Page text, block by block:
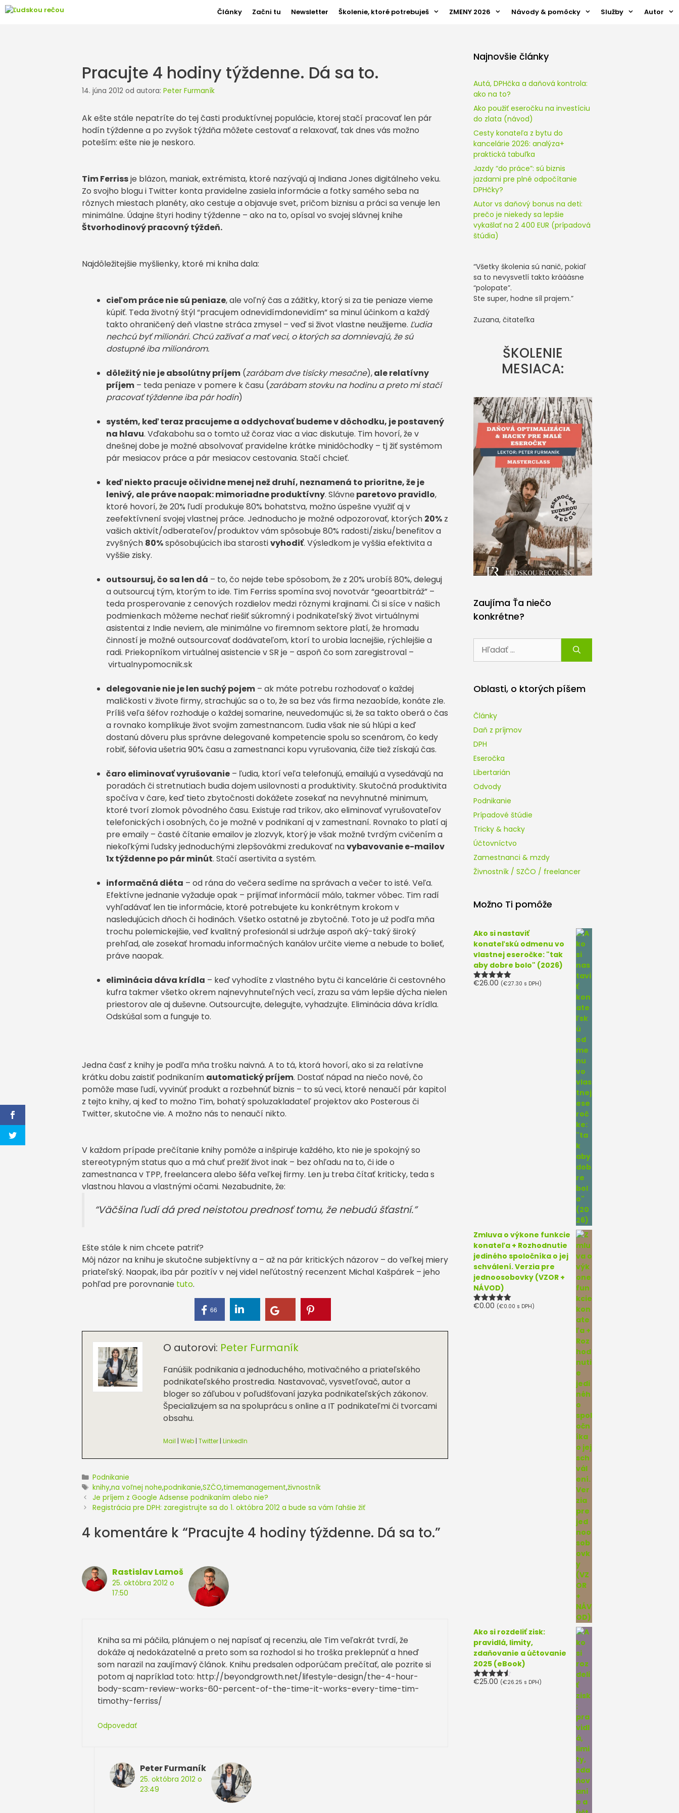
Preskočiť
Články Začni tu Newsletter Školenie, ktoré potrebuješ ZMENY 2026 Návody & pomôcky Služby Autor
Pracujte 4 hodiny týždenne. Dá sa to.
14. júna 2012 od autora: Peter Furmaník
Ak ešte stále nepatríte do tej časti produktívnej populácie, ktorej stačí pracovať len pár
hodín týždenne a po zvyšok týždňa môžete cestovať a relaxovať, tak dnes vás možno
poteším: ešte nie je neskoro.
Tim Ferrissje blázon, maniak, extrémista, ktoré nazývajú aj Indiana Jones digitálneho veku.
Zo svojho blogu i Twitter konta pravidelne zasiela informácie a fotky samého seba na
rôznych miestach planéty, ako cestuje a objavuje svet, pričom biznisu a práci sa venuje len
minimálne. Údajne štyri hodiny týždenne – ako na to, opísal vo svojej slávnej knihe
Štvorhodinový pracovný týždeň.
Najdôležitejšie myšlienky, ktoré mi kniha dala:
cieľom práce nie sú peniaze, ale voľný čas a zážitky, ktorý si za tie peniaze vieme
kúpiť. Teda životný štýl “pracujem odnevidímdonevidím” sa minul účinkom a každý
takto ohraničený deň vlastne stráca zmysel – veď si život vlastne neužijeme. Ľudia
nechcú byť milionári. Chcú zažívať a mať veci, o ktorých sa domnievajú, že sú
dostupné iba milionárom.
dôležitý nie je absolútny príjem (zarábam dve tisícky mesačne),ale relatívny
príjem – teda peniaze v pomere k času (zarábam stovku na hodinu a preto mi stačí
pracovať týždenne iba pár hodín)
systém, keď teraz pracujeme a oddychovať budeme v dôchodku, je postavený
na hlavu. Vďakabohu sa o tomto už čoraz viac a viac diskutuje. Tim hovorí, že v
dnešnej dobe je možné absolvovať pravidelne krátke minidôchodky – tj žiť systémom
pár mesiacov práce a pár mesiacov cestovania. Stačí chcieť.
keď niekto pracuje očividne menej než druhí, neznamená to prioritne, že je
lenivý, ale práve naopak: mimoriadne produktívny. Slávne paretovo pravidlo,
ktoré hovorí, že 20% ľudí produkuje 80% bohatstva, možno úspešne využiť aj v
zeefektívnení svojej vlastnej práce. Jednoducho je možné odpozorovať, ktorých 20% z
vašich aktivít/odberateľov/produktov vám spôsobuje 80% radosti/zisku/benefitov a
zvyšných 80%spôsobujúcich iba starostivyhodiť. Výsledkom je vyššia efektivita a
vyššie zisky.
outsoursuj, čo sa len dá – to, čo nejde tebe spôsobom, že z 20% urobíš 80%, deleguj
a outsourcuj tým, ktorým to ide. Tim Ferriss spomína svoj novotvár “geoartbitráž” –
teda prosperovanie z cenových rozdielov medzi rôznymi krajinami. Či si síce v našich
podmienkach môžeme nechať riešiť súkromný i podnikateľský život virtuálnymi
asistentai z Indie neviem, ale minimálne vo firemnom sektore platí, že hromadu
činností je možné outsourcovať dodávateľom, ktorí to urobia lacnejšie, rýchlejšie a
radi. Priekopníkom virtuálnej asistencie v SR je – aspoň čo som zaregistroval –
virtualnypomocnik.sk
delegovanie nie je len suchý pojem – ak máte potrebu rozhodovať o každej
maličkosti v živote firmy, strachujúc sa o to, že sa bez vás firma nezaobíde, konáte zle.
Príliš veľa šéfov rozhoduje o každej somarine, neuvedomujúc si, že sa takto oberá o čas
a rovnako komplikuje život svojim zamestnancom. Ľudia však nie sú hlúpi a keď
dostanú dôveru plus správne delegované kompetencie spolu so scenárom, čo kedy
robiť, šéfovia ušetria 90% času a zamestnanci kopu vyrušovania, čiže tiež získajú čas.
čaro eliminovať vyrušovanie – ľudia, ktorí veľa telefonujú, emailujú a vysedávajú na
poradách či stretnutiach budia dojem usilovnosti a produktivity. Skutočná produktivita
spočíva v čare, keď tieto zbytočnosti dokážete zosekať na nevyhnutné minimum,
ktoré tvorí zlomok pôvodného času. Existuje rad trikov, ako eliminovať vyrušovateľov
telefonických i osobných, čo je možné v podnikaní aj v zamestnaní. Rovnako to platí aj
pre emaily – časté čítanie emailov je zlozvyk, ktorý je však možné tvrdým cvičením a
niekoľkými ľudsky jednoduchými zlepšovákmi zredukovať navybavovanie e-mailov
1x týždenne po pár minút. Stačí asertivita a systém.
informačná diéta – od rána do večera sedíme na správach a večer to isté. Veľa.
Efektívne jednanie vyžaduje opak – prijímať informácií málo, takmer vôbec. Tim radí
vyhľadávať len tie informácie, ktoré potrebujete ku konkrétnym krokom v
nasledujúcich dňoch či hodinách. Všetko ostatné je zbytočné. Toto je už podľa mňa
trochu polemickejšie, veď kvalitný profesionál si udržuje aspoň aký-taký široký
prehľad, ale zosekať hromadu informačných kanálov určite vieme a nebude to bolieť,
práve naopak.
eliminácia dáva krídla – keď vyhodíte z vlastného bytu či kancelárie či cestovného
kufra takmer všetko okrem najnevyhnuteľných vecí, zrazu sa vám lepšie dýcha nielen
priestorov ale aj duševne. Outsourcujte, delegujte, vyhadzujte. Eliminácia dáva krídla.
Odskúšal som a funguje to.
Jedna časť z knihy je podľa mňa trošku naivná. A to tá, ktorá hovorí, ako si za relatívne
krátku dobu zaistiť podnikaním automatický príjem. Dostať nápad na niečo nové, čo
pomôže mase ľudí, vyvinúť produkt a rozbehnúť biznis – to sú veci, ktoré nenaučí pár kapitol
z tejto knihy, aj keď to možno Tim, bohatý spoluzakladateľ projektov ako Posterous či
Twitter, skutočne vie. A možno nás to nenaučí nikto.
V každom prípade prečítanie knihy pomôže a inšpiruje každého, kto nie je spokojný so
stereotypným status quo a má chuť prežiť život inak – bez ohľadu na to, či ide o
zamestnanca v TPP, freelancera alebo šéfa veľkej firmy. Len ju treba čítať kriticky, teda s
vlastnou hlavou a vlastnými očami. Nezabudnite, že:
“Väčšina ľudí dá pred neistotou prednosť tomu, že nebudú šťastní.”
Ešte stále k nim chcete patriť?
Môj názor na knihu je skutočne subjektívny a – až na pár kritických názorov – do veľkej miery
priateľský. Naopak, iba pár pozitív v nej videl neľútostný recenzent Michal Kašpárek – jeho
pohľad pre porovnanie tuto.
66
O autorovi: Peter Furmaník
Fanúšik podnikania a jednoduchého, motivačného a priateľského
podnikateľského prostredia. Nastavovač, vysvetľovač, autor a
bloger so záľubou v poľudšťovaní jazyka podnikateľských zákonov.
Špecializujem sa na spoluprácu s online a IT podnikateľmi či tvorcami
obsahu.
Mail | Web | Twitter | LinkedIn
Kategórie
Podnikanie
Značky
knihy,na voľnej nohe,podnikanie,SZČO,timemanagement,živnostník
Je príjem z Google Adsense podnikaním alebo nie?
Registrácia pre DPH: zaregistrujte sa do 1. októbra 2012 a bude sa vám ľahšie žiť
4 komentáre k “Pracujte 4 hodiny týždenne. Dá sa to.”
Rastislav Lamoš
25. októbra 2012 o
17:50
Kniha sa mi páčila, plánujem o nej napísať aj recenziu, ale Tim veľakrát tvrdí, že
dokáže aj nedokázatelné a preto som sa rozhodol si ho troška preklepnúť a hneď
som narazil na zaujímavý článok. Knihu predsalen odporúčam prečítať, ale pozrite si
potom aj napríklad toto: http://beyondgrowth.net/lifestyle-design/the-4-hour-
body-scam-review-works-60-percent-of-the-time-it-works-every-time-tim-
timothy-ferriss/
Odpovedať
Peter Furmaník
25. októbra 2012 o
23:49
Najnovšie články
Autá, DPHčka a daňová kontrola:
ako na to?
Ako použiť eseročku na investíciu
do zlata (návod)
Cesty konateľa z bytu do
kancelárie 2026: analýza+
praktická tabuľka
Jazdy “do práce”: sú biznis
jazdami pre plné odpočítanie
DPHčky?
Autor vs daňový bonus na deti:
prečo je niekedy sa lepšie
vykašlať na 2 400 EUR (prípadová
štúdia)
“Všetky školenia sú nanič, pokiaľ
sa to nevysvetlí takto krááásne
“polopate”.
Ste super, hodne síl prajem.”
Zuzana, čitateľka
ŠKOLENIE
MESIACA:
Zaujíma Ťa niečo
konkrétne?
Oblasti, o ktorých píšem
Články
Daň z príjmov
DPH
Eseročka
Libertarián
Odvody
Podnikanie
Prípadové štúdie
Tricky & hacky
Účtovníctvo
Zamestnanci & mzdy
Živnostník / SZČO / freelancer
Možno Ti pomôže
Ako si nastaviť
konateľskú odmenu vo
vlastnej eseročke: "tak
aby dobre bolo" (2026)
Hodnotenie
€26.00 (€27.30 s DPH)
Zmluva o výkone funkcie
konateľa + Rozhodnutie
jediného spoločníka o jej
schválení. Verzia pre
jednoosobovky (VZOR +
NÁVOD)
Hodnotenie
€0.00 (€0.00 s DPH)
Ako si rozdeliť zisk:
pravidlá, limity,
zdaňovanie a účtovanie
2025 (eBook)
Hodnotenie
€25.00 (€26.25 s DPH)